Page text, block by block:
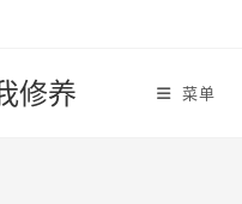
修养 菜单